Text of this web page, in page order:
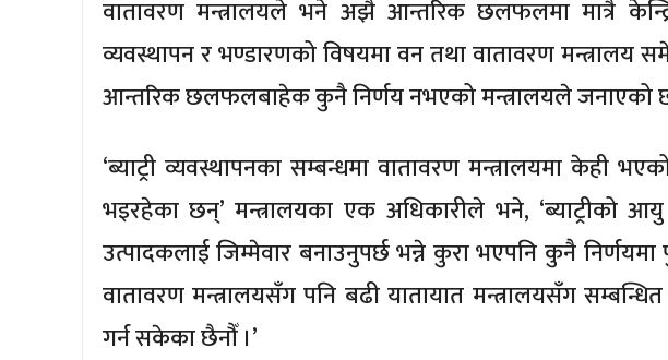
वातावरण मन्त्रालयले भने अझै आन्तरिक छलफलमा मात्रै
व्यवस्थापन र भण्डारणको विषयमा वन तथा वातावरण मन्त्रालय
आन्तरिक छलफलबाहेक कुनै निर्णय नभएको मन्त्रालयले जनाएको
‘ब्याट्री व्यवस्थापनका सम्बन्धमा वातावरण मन्त्रालयमा
भइरहेका छन्’ मन्त्रालयका एक अधिकारीले भने, ‘ब्याट्रीको
उत्पादकलाई जिम्मेवार बनाउनुपर्छ भन्ने कुरा भएपनि कुनै
वातावरण मन्त्रालयसँग पनि बढी यातायात मन्त्रालयसँग
गर्न सकेका छैनौँ ।’